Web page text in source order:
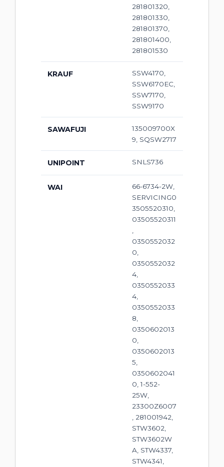
281801320,
281801330,
281801370,
281801400,
281801530
KRAUF
SSW4170,
SSW6170EC,
SSW7170,
SSW9170
SAWAFUJI
135009700X
9, SQSW2717
UNIPOINT SNLS736
WAI
66-6734-2W,
SERVICING0
3505520310,
03505520311
0350552032
0,
0350552032
4,
0350552033
4,
0350552033
8,
0350602013
0,
0350602013
5,
0350602041
0, 1-552-
25W,
23300Z6007
, 281001942,
STW3602,
STW3602W
A, STW4337,
STW4341,